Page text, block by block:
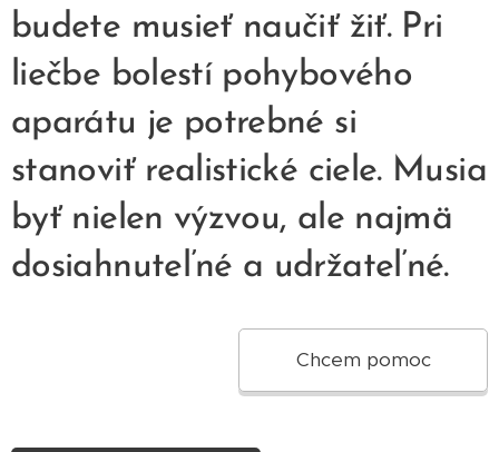
budete musieť naučiť žiť. Pri
liečbe bolestí pohybového
aparátu je potrebné si
stanoviť realistické ciele. Musia
byť nielen výzvou, ale najmä
dosiahnuteľné a udržateľné.
Chcem pomoc